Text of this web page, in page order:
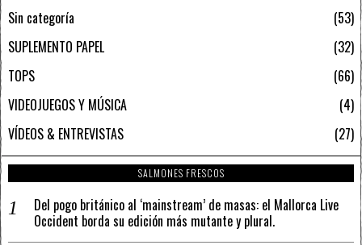
Sin categoría
53
SUPLEMENTO PAPEL
32
TOPS
66
VIDEOJUEGOS Y MÚSICA
4
VÍDEOS & ENTREVISTAS
27
SALMONES FRESCOS
Del pogo británico al ‘mainstream’ de masas: el Mallorca Live
Occident borda su edición más mutante y plural.